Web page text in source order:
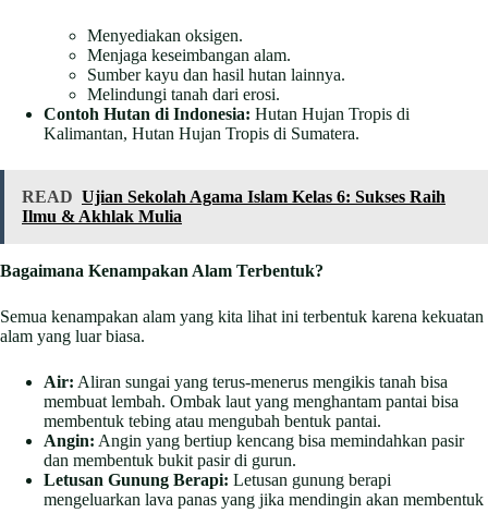
Menyediakan oksigen.
Menjaga keseimbangan alam.
Sumber kayu dan hasil hutan lainnya.
Melindungi tanah dari erosi.
Contoh Hutan di Indonesia: Hutan Hujan Tropis di
Kalimantan, Hutan Hujan Tropis di Sumatera.
READ Ujian Sekolah Agama Islam Kelas 6: Sukses Raih
Ilmu & Akhlak Mulia
Bagaimana Kenampakan Alam Terbentuk?
Semua kenampakan alam yang kita lihat ini terbentuk karena kekuatan
alam yang luar biasa.
Air: Aliran sungai yang terus-menerus mengikis tanah bisa
membuat lembah. Ombak laut yang menghantam pantai bisa
membentuk tebing atau mengubah bentuk pantai.
Angin: Angin yang bertiup kencang bisa memindahkan pasir
dan membentuk bukit pasir di gurun.
Letusan Gunung Berapi: Letusan gunung berapi
mengeluarkan lava panas yang jika mendingin akan membentuk